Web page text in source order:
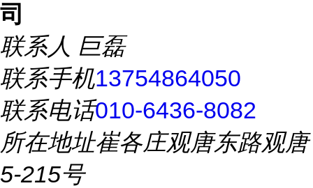
司
联系人 巨磊
联系手机13754864050
联系电话010-6436-8082
所在地址崔各庄观唐东路观唐
5-215号